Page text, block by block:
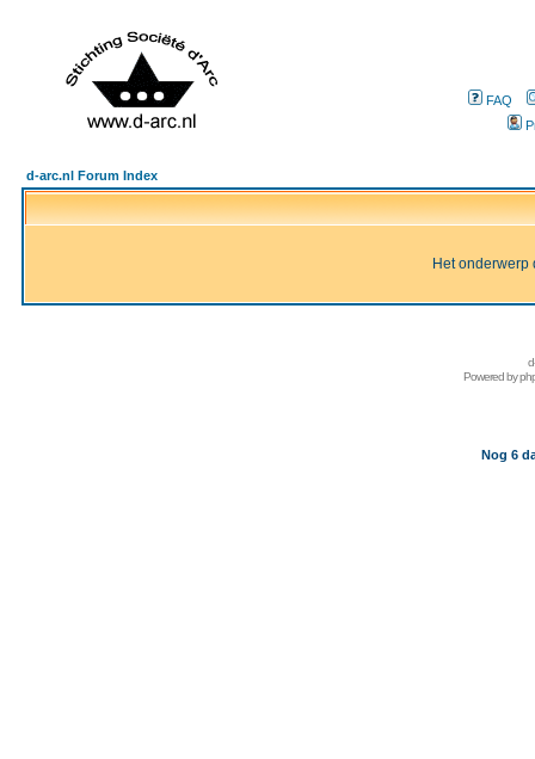
FAQ
d-arc.nl Forum Index
Het onderwerp
Powered by
Nog 6